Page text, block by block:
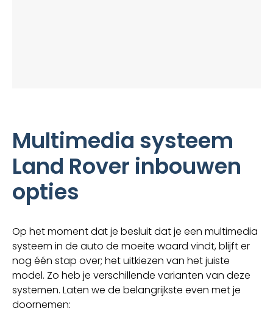
Multimedia systeem
Land Rover inbouwen
opties
Op het moment dat je besluit dat je een multimedia
systeem in de auto de moeite waard vindt, blijft er
nog één stap over; het uitkiezen van het juiste
model. Zo heb je verschillende varianten van deze
systemen. Laten we de belangrijkste even met je
doornemen: